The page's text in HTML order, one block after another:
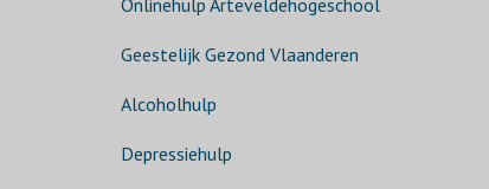
Onlinehulp Arteveldehogeschool
Geestelijk Gezond Vlaanderen
Alcoholhulp
Depressiehulp